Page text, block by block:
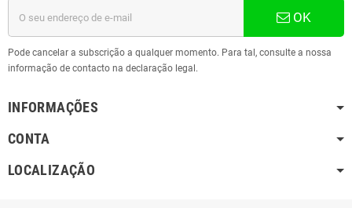
OK
Pode cancelar a subscrição a qualquer momento. Para tal, consulte a nossa
informação de contacto na declaração legal.
INFORMAÇÕES
CONTA
LOCALIZAÇÃO